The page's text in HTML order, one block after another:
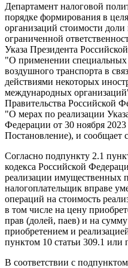
Департамент налоговой
порядке формирования в
организаций стоимости
ограниченной
Указа Президента
"О применении специальных
воздушного транспорта в
действиями некоторых
международных
Правительства Российской
"О мерах по реализации
Федерации от 30 ноября 2023
Постановление), и сообщает
Согласно подпункту 2.1
кодекса Российской
реализации имущественных
налогоплательщик вправе
операций на стоимость
в том числе на цену
прав (долей, паев) и на
приобретением и
пунктом 10 статьи 309.1 или
В соответствии с